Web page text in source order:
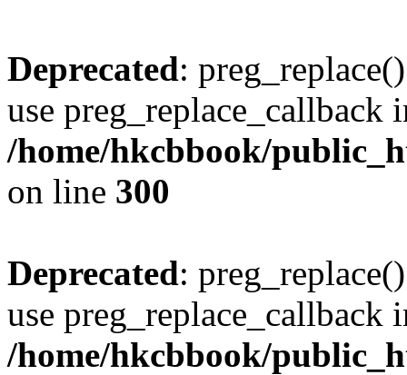
Deprecated:
use preg_replace_callback
/home/hkcbbook/
on line 300
Deprecated:
use preg_replace_callback
/home/hkcbbook/